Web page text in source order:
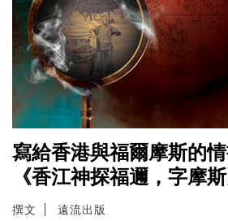
寫給香港與福爾摩斯的
《香江神探福邇，字摩
撰文 遠流出版